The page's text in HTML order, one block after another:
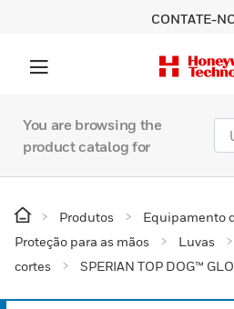
CONTATE-
You are browsing the
product catalog for
Produtos
Equipamento
Proteção para as mãos
Luvas
cortes
SPERIAN TOP DOG™